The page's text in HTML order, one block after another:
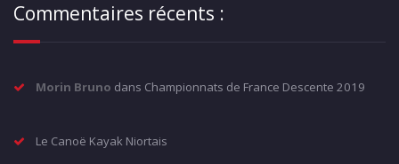
Commentaires récents :
Morin Bruno dans Championnats de France Descente 2019
Le Canoë Kayak Niortais